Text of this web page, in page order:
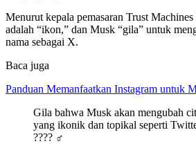
Menurut kepala pemasaran Trust
adalah “ikon,” dan Musk “gila” untuk
nama sebagai X.
Baca juga
Panduan Memanfaatkan Instagram untuk
Gila bahwa Musk akan mengubah
yang ikonik dan topikal seperti
???? ♂️